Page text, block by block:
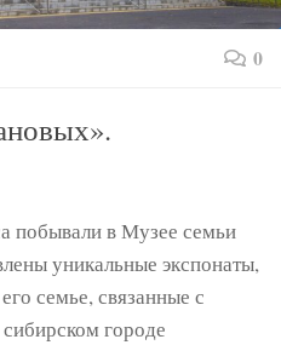
0
побывали в Музее семьи
уникальные экспонаты,
семье, связанные с
городе